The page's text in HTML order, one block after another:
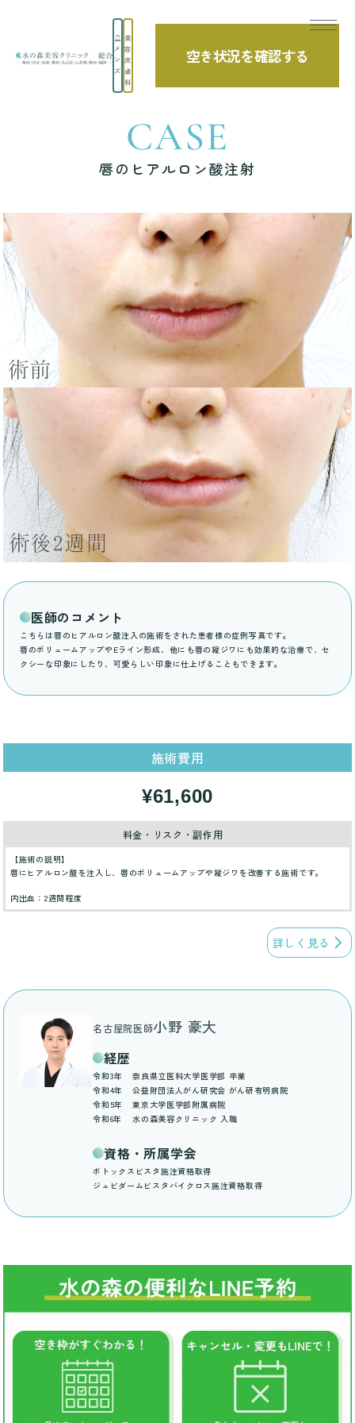
メ
ン
ズ
美
容
皮
膚
科
空き状況を確認する
TOP 症例写真 唇のヒアルロン酸注射
CASE
唇のヒアルロン酸注射
医師のコメント
こちらは唇のヒアルロン酸注入の施術をされた患者様の症例写真です。
唇のボリュームアップやEライン形成、他にも唇の縦ジワにも効果的な治療で、セ
クシーな印象にしたり、可愛らしい印象に仕上げることもできます。
施術費用
¥61,600
料金・リスク・副作用
【施術の説明】
唇にヒアルロン酸を注入し、唇のボリュームアップや縦ジワを改善する施術です。
内出血：2週間程度
詳しく見る
名古屋院医師小野 豪大
経歴
令和3年
奈良県立医科大学医学部 卒業
令和4年
公益財団法人がん研究会 がん研有明病院
令和5年
東京大学医学部附属病院
令和6年
水の森美容クリニック 入職
資格・所属学会
ボトックスビスタ施注資格取得
ジュビダームビスタバイクロス施注資格取得